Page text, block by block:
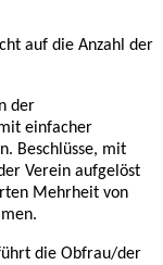
auf die Anzahl der
der
einfacher
Beschlüsse, mit
Verein aufgelöst
Mehrheit von
die Obfrau/der